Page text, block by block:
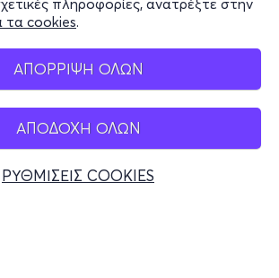
πληροφορίες, ανατρέξτε στην
τα cookies.
ΑΠΟΡΡΙΨΗ ΟΛΩΝ
ΑΠΟΔΟΧΗ ΟΛΩΝ
ΡΥΘΜΙΣΕΙΣ COOKIES